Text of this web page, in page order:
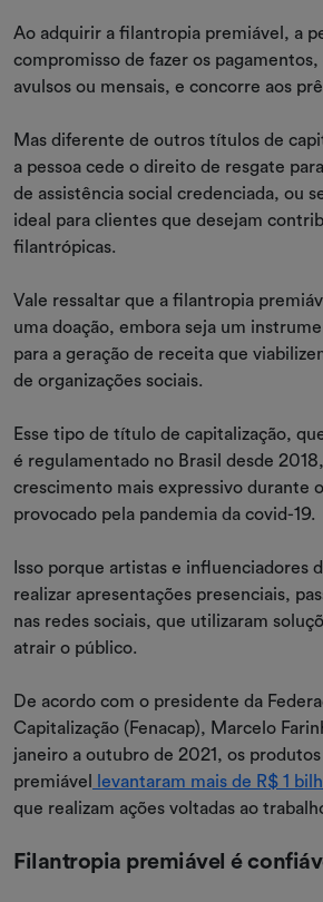
Ao adquirir a filantropia premiável, a
compromisso de fazer os
avulsos ou mensais, e concorre aos
Mas diferente de outros títulos de
a pessoa cede o direito de resgate
de assistência social credenciada, ou
ideal para clientes que desejam
filantrópicas.
Vale ressaltar que a filantropia
uma doação, embora seja um
para a geração de receita que
de organizações sociais.
Esse tipo de título de capitalização,
é regulamentado no Brasil desde
crescimento mais expressivo durante
provocado pela pandemia da covid-19.
Isso porque artistas e influenciadores
realizar apresentações presenciais,
nas redes sociais, que utilizaram
atrair o público.
De acordo com o presidente da
Capitalização (Fenacap), Marcelo
janeiro a outubro de 2021, os
premiável levantaram mais de R$ 1
que realizam ações voltadas ao
Filantropia premiável é